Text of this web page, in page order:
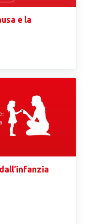
e la